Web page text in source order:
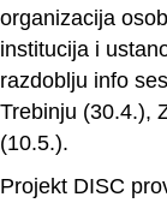
organizacija
institucija i
razdoblju info
Trebinju (30.4.),
(10.5.).
Projekt DISC